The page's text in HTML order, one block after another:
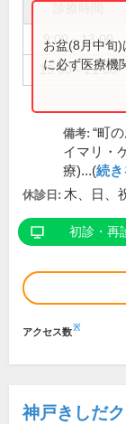
9:00～13:00
15:00～21:00
お盆(8月中旬
に必ず医療機
備考: “町
イマリ・
療)...(続き
休診日: 木、日、
初診・再
アクセス数※
神戸きしだ